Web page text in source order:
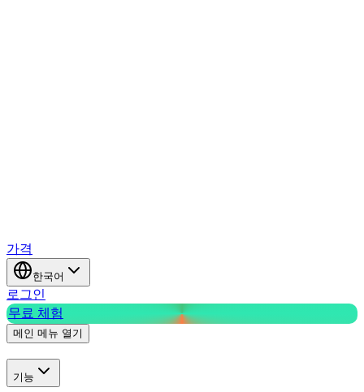
가격
한국어
로그인
무료 체험
메인 메뉴 열기
기능